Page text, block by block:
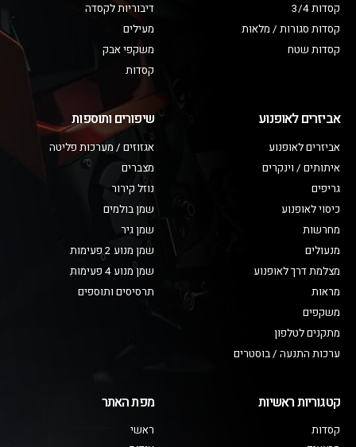
קסדות 3/4
קסדות סגורות / מלאות
קסדות שטח
דיבוריות לקסדה
מעילים
משקפי אבק
קסדות
אביזרים לאופנוע
אביזרים לאופנוע
איתותים / וינקרים
גריפים
כיסוי לאופנוע
מחרשות
מנעולים
מצלמת דרך לאופנוע
מראות
משקפים
מתקנים לטלפון
ערכות התנעה / בוסטרים
שיפורים ותוספות
אגזוזים / מערכות פליטה
מצברים
נוזל קירור
שמן בולמים
שמן גיר
שמן מנוע 2 פעימות
שמן מנוע 4 פעימות
תרסיסים ותוספים
קטגוריות ראשיות
קסדות
מפת האתר
ראשי